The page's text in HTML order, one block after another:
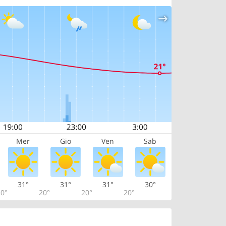
Mer Gio Ven Sab
31°
20°
31°
20°
31°
20°
30°